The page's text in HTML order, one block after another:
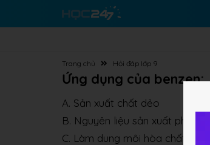
Trang chủ Hỏi đáp lớp 9
Ứng dụng của benzen:
A. Sản xuất chất dẻo
B. Nguyên liệu sản xuất phẩm
C. Làm dung môi hòa chất